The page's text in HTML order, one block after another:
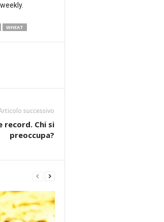
WHEAT
successivo
record. Chi si
preoccupa?